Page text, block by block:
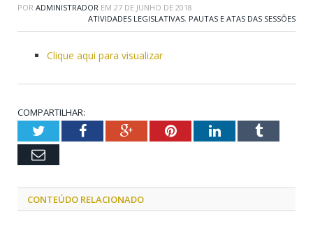
POR ADMINISTRADOR EM 27 DE JUNHO DE 2018
ATIVIDADES LEGISLATIVAS, PAUTAS E ATAS DAS SESSÕES
Clique aqui para visualizar
COMPARTILHAR:
TwitterFacebookGoogle+PinterestLinkedInTumblr
Email
CONTEÚDO RELACIONADO